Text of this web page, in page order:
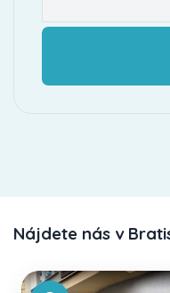
Nájdete nás v